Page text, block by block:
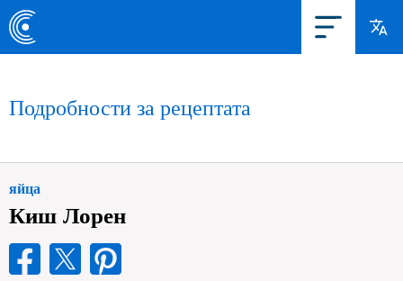
Подробности за рецептата
яйца
Киш Лорен